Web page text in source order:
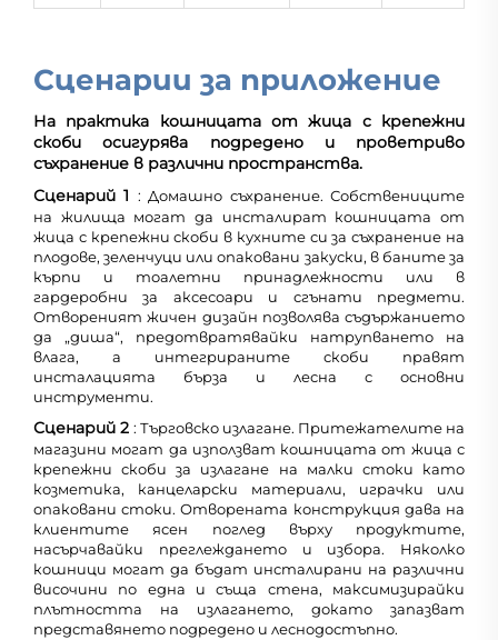
Сценарии за приложение
На практика кошницата от жица с крепежни
скоби осигурява подредено и проветриво
съхранение в различни пространства.
Сценарий 1 : Домашно съхранение. Собствениците
на жилища могат да инсталират кошницата от
жица с крепежни скоби в кухните си за съхранение на
плодове, зеленчуци или опаковани закуски, в баните за
кърпи и тоалетни принадлежности или в
гардеробни за аксесоари и сгънати предмети.
Отвореният жичен дизайн позволява съдържанието
да „диша“, предотвратявайки натрупването на
влага, а интегрираните скоби правят
инсталацията бърза и лесна с основни
инструменти.
Сценарий 2 : Търговско излагане. Притежателите на
магазини могат да използват кошницата от жица с
крепежни скоби за излагане на малки стоки като
козметика, канцеларски материали, играчки или
опаковани стоки. Отворената конструкция дава на
клиентите ясен поглед върху продуктите,
насърчавайки преглеждането и избора. Няколко
кошници могат да бъдат инсталирани на различни
височини по една и съща стена, максимизирайки
плътността на излагането, докато запазват
представянето подредено и леснодостъпно.